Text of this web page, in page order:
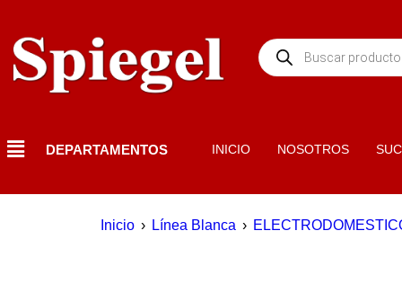
DEPARTAMENTOS INICIO NOSOTROS
Inicio › Línea Blanca ›